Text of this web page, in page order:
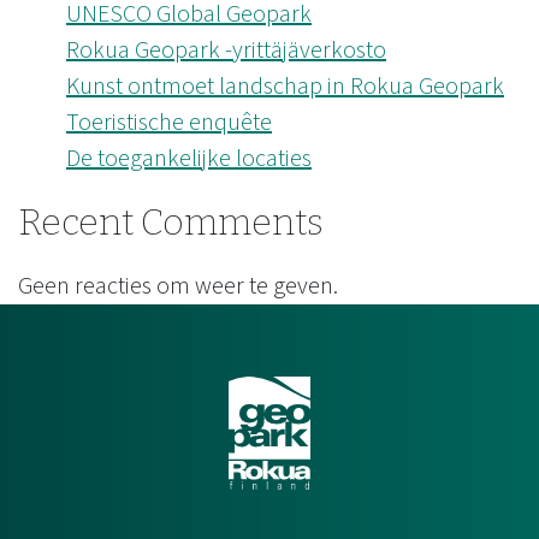
UNESCO Global Geopark
Rokua Geopark -yrittäjäverkosto
Kunst ontmoet landschap in Rokua Geopark
Toeristische enquête
De toegankelijke locaties
Recent Comments
Geen reacties om weer te geven.